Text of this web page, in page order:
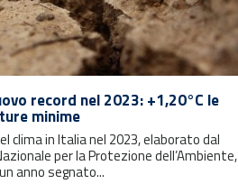
record nel 2023: +1,20°C le
minime
clima in Italia nel 2023, elaborato dal
per la Protezione dell’Ambiente,
anno segnato...
con le
eventi.